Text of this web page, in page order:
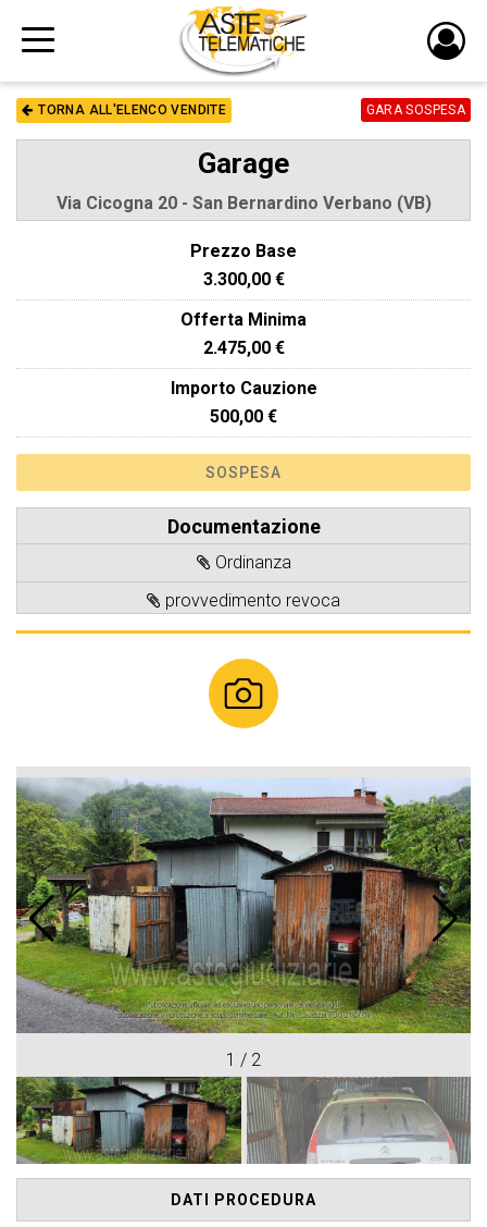
TORNA ALL'ELENCO VENDITE GARA SOSPESA
Garage
Via Cicogna 20 - San Bernardino Verbano (VB)
Prezzo Base
3.300,00 €
Offerta Minima
2.475,00 €
Importo Cauzione
500,00 €
Documentazione
Ordinanza
provvedimento revoca
1 / 2
DATI PROCEDURA